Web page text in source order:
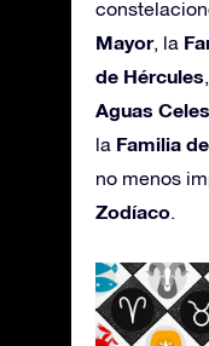
Mayor, la
de Hércules
Aguas
la Familia
no menos
Zodíaco